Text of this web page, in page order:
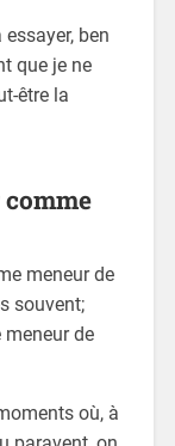
ben
que je ne
être la
meneur de
souvent;
meneur de
où, à